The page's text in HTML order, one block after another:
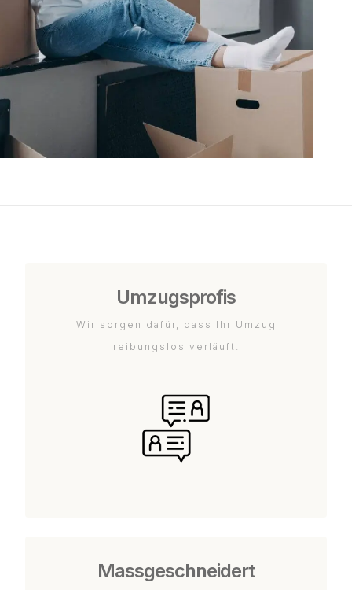
Umzugsprofis
Wir sorgen dafür, dass Ihr Umzug
reibungslos verläuft.
Massgeschneidert